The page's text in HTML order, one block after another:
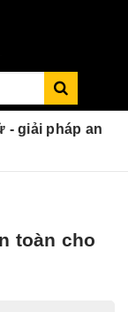
- giải pháp an
toàn cho